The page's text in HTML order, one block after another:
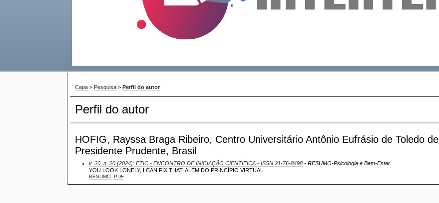
Capa > Pesquisa >Perfil do autor
Perfil do autor
HOFIG, Rayssa Braga Ribeiro, Centro Universitário Antônio Eufrásio de Toledo de
Presidente Prudente, Brasil
v. 20, n. 20 (2024): ETIC - ENCONTRO DE INICIAÇÃO CIENTÍFICA - ISSN 21-76-8498 - RESUMO-Psicologia e Bem-Estar
YOU LOOK LONELY, I CAN FIX THAT: ALÉM DO PRINCÍPIO VIRTUAL
RESUMO PDF